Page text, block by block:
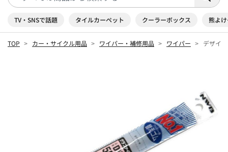
TV・SNSで話題 タイルカーペット クーラーボックス 熊よ
TOP カー・サイクル用品 ワイパー・補修用品 ワイパー デザイ